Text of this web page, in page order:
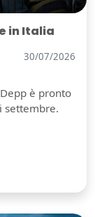
in Italia
30/07/2026
è pronto
settembre.